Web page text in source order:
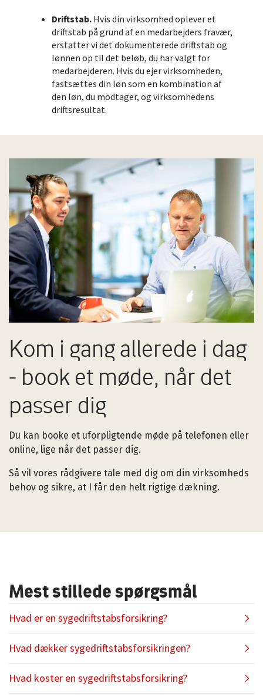
Driftstab. Hvis din virksomhed oplever et
driftstab på grund af en medarbejders fravær,
erstatter vi det dokumenterede driftstab og
lønnen op til det beløb, du har valgt for
medarbejderen. Hvis du ejer virksomheden,
fastsættes din løn som en kombination af
den løn, du modtager, og virksomhedens
driftsresultat.
Kom i gang allerede i dag
- book et møde, når det
passer dig
Du kan booke et uforpligtende møde på telefonen eller
online, lige når det passer dig.
Så vil vores rådgivere tale med dig om din virksomheds
behov og sikre, at I får den helt rigtige dækning.
Mest stillede spørgsmål
Hvad er en sygedriftstabsforsikring?
Hvad dækker sygedriftstabsforsikringen?
økonomiske tab, der kan opstå i forbindelse med
Hvad koster en sygedriftstabsforsikring?